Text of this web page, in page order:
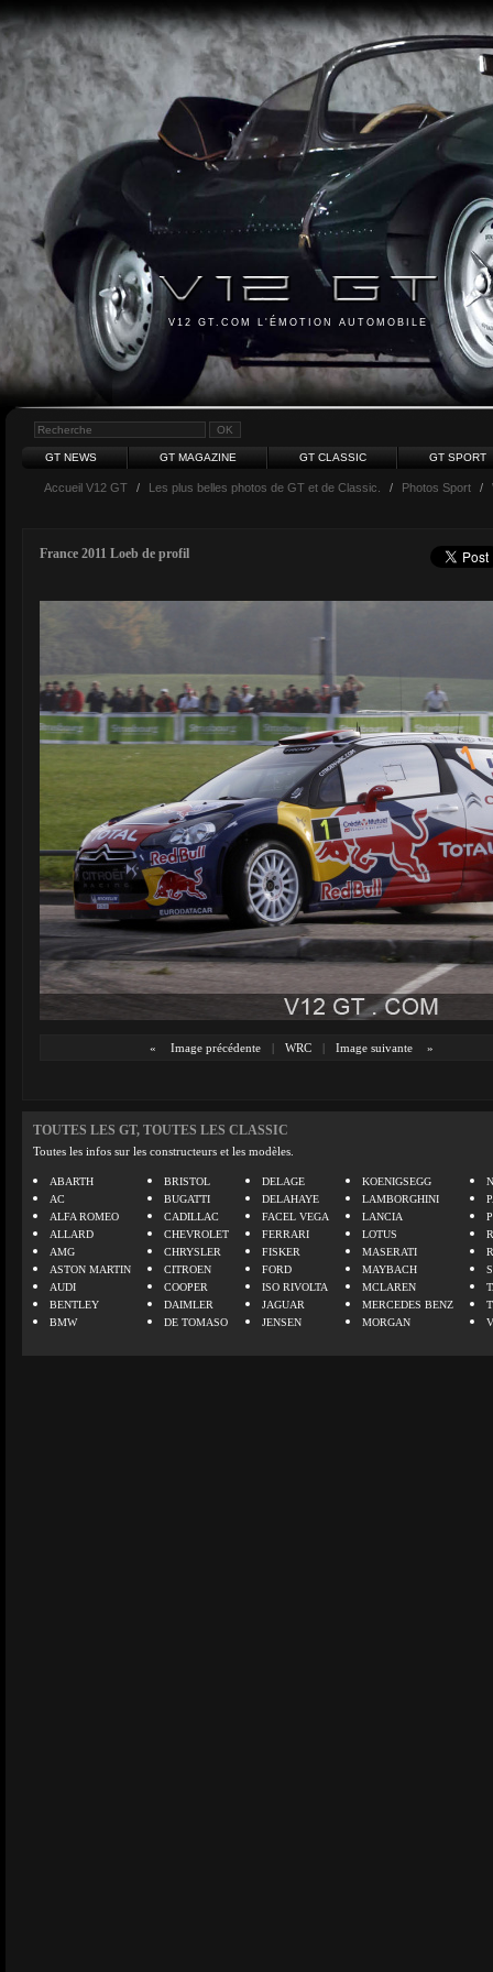
V12 GT.COM L'ÉMOTION AUTOMOBILE
GT NEWS GT MAGAZINE GT CLASSIC GT SPORT
Accueil V12 GT / Les plus belles photos de GT et de Classic. / Photos Sport /
France 2011 Loeb de profil
« Image précédente | WRC | Image suivante »
TOUTES LES GT, TOUTES LES CLASSIC
Toutes les infos sur les constructeurs et les modèles.
ABARTH
AC
ALFA ROMEO
ALLARD
AMG
ASTON MARTIN
AUDI
BENTLEY
BMW
BRISTOL
BUGATTI
CADILLAC
CHEVROLET
CHRYSLER
CITROEN
COOPER
DAIMLER
DE TOMASO
DELAGE
DELAHAYE
FACEL VEGA
FERRARI
FISKER
FORD
ISO RIVOLTA
JAGUAR
JENSEN
KOENIGSEGG
LAMBORGHINI
LANCIA
LOTUS
MASERATI
MAYBACH
MCLAREN
MERCEDES BENZ
MORGAN